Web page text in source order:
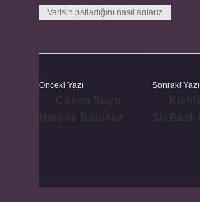
Varisin patladığını nasıl anlarız
Önceki Yazı Sonraki Yazı